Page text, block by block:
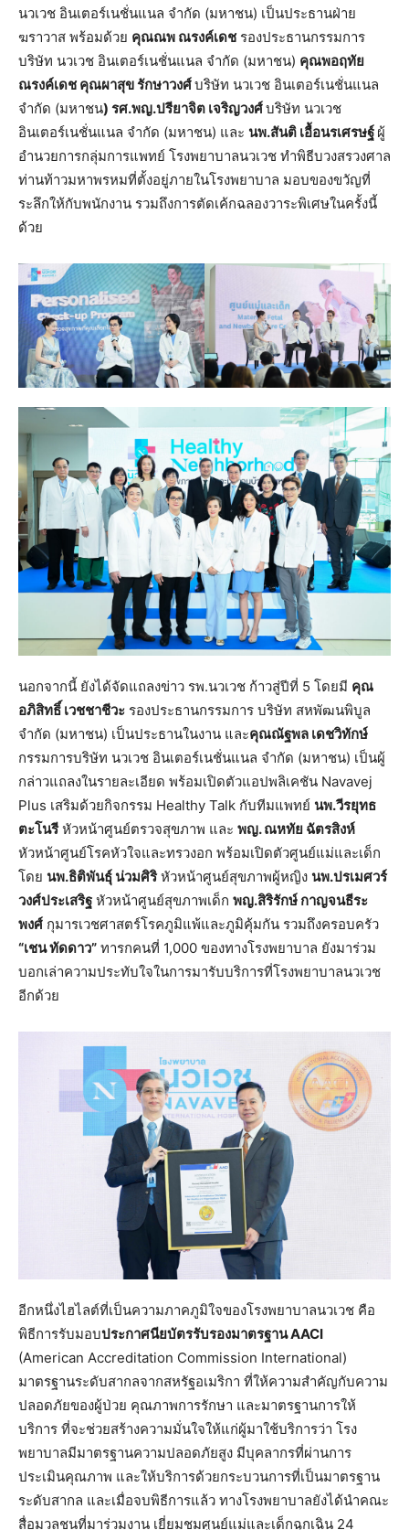
นวเวช อินเตอร์เนชั่นแนล จำกัด (มหาชน) เป็นประธานฝ่าย
ฆราวาส พร้อมด้วย คุณณพ ณรงค์เดชรองประธานกรรมการ
บริษัท นวเวช อินเตอร์เนชั่นแนล จำกัด (มหาชน) คุณพอฤทัย
ณรงค์เดช คุณผาสุข รักษาวงศ์บริษัท นวเวช อินเตอร์เนชั่นแนล
จำกัด (มหาชน) รศ.พญ.ปรียาจิต เจริญวงศ์บริษัท นวเวช
อินเตอร์เนชั่นแนล จำกัด (มหาชน) และ นพ.สันติ เอื้อนรเศรษฐ์ ผู้
อำนวยการกลุ่มการแพทย์ โรงพยาบาลนวเวช ทำพิธีบวงสรวงศาล
ท่านท้าวมหาพรหมที่ตั้งอยู่ภายในโรงพยาบาล มอบของขวัญที่
ระลึกให้กับพนักงาน รวมถึงการตัดเค้กฉลองวาระพิเศษในครั้งนี้
ด้วย
นอกจากนี้ ยังได้จัดแถลงข่าว รพ.นวเวช ก้าวสู่ปีที่ 5 โดยมี คุณ
อภิสิทธิ์ เวชชาชีวะ รองประธานกรรมการ บริษัท สหพัฒนพิบูล
จำกัด (มหาชน) เป็นประธานในงาน และคุณณัฐพล เดชวิทักษ์
กรรมการบริษัท นวเวช อินเตอร์เนชั่นแนล จำกัด (มหาชน) เป็นผู้
กล่าวแถลงในรายละเอียด พร้อมเปิดตัวแอปพลิเคชัน Navavej
Plus เสริมด้วยกิจกรรม Healthy Talk กับทีมแพทย์ นพ.วีรยุทธ
ตะโนรีหัวหน้าศูนย์ตรวจสุขภาพ และ พญ. ณหทัย ฉัตรสิงห์
หัวหน้าศูนย์โรคหัวใจและทรวงอก พร้อมเปิดตัวศูนย์แม่และเด็ก
โดย นพ.ธิติพันธุ์ น่วมศิริหัวหน้าศูนย์สุขภาพผู้หญิง นพ.ปรเมศวร์
วงศ์ประเสริฐ หัวหน้าศูนย์สุขภาพเด็ก พญ.สิริรักษ์ กาญจนธีระ
พงศ์ กุมารเวชศาสตร์โรคภูมิแพ้และภูมิคุ้มกัน รวมถึงครอบครัว
“เชน ทัดดาว” ทารกคนที่ 1,000 ของทางโรงพยาบาล ยังมาร่วม
บอกเล่าความประทับใจในการมารับบริการที่โรงพยาบาลนวเวช
อีกด้วย
อีกหนึ่งไฮไลต์ที่เป็นความภาคภูมิใจของโรงพยาบาลนวเวช คือ
พิธีการรับมอบประกาศนียบัตรรับรองมาตรฐานAACI
(American Accreditation Commission International)
มาตรฐานระดับสากลจากสหรัฐอเมริกา ที่ให้ความสำคัญกับความ
ปลอดภัยของผู้ป่วย คุณภาพการรักษา และมาตรฐานการให้
บริการ ที่จะช่วยสร้างความมั่นใจให้แก่ผู้มาใช้บริการว่า โรง
พยาบาลมีมาตรฐานความปลอดภัยสูง มีบุคลากรที่ผ่านการ
ประเมินคุณภาพ และให้บริการด้วยกระบวนการที่เป็นมาตรฐาน
ระดับสากล และเมื่อจบพิธีการแล้ว ทางโรงพยาบาลยังได้นำคณะ
สื่อมวลชนที่มาร่วมงาน เยี่ยมชมศูนย์แม่และเด็กฉุกเฉิน 24